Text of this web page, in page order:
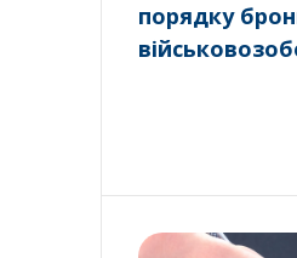
порядку